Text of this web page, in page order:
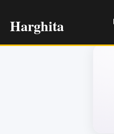
Harghita